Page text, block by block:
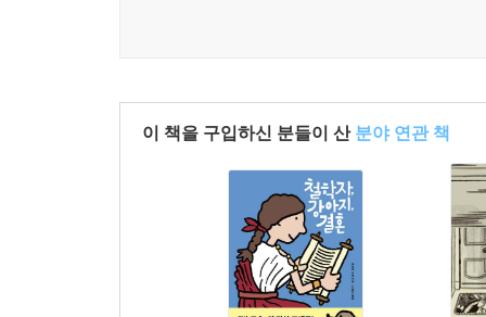
이 책을 구입하신 분들이 산 분야 연관 책